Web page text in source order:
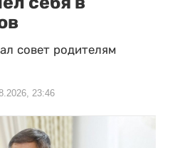
совет родителям
23:46